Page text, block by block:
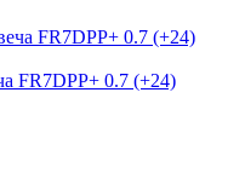
FR7DPP+ 0.7 (+24)